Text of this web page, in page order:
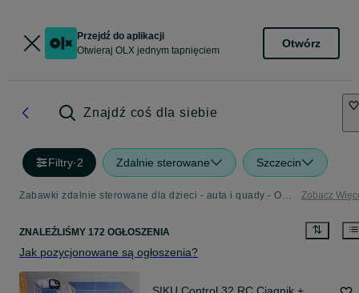
Przejdź do aplikacji
Otwieraj OLX jednym tapnięciem
Otwórz
Znajdź coś dla siebie
Filtry·2 Zdalnie sterowane Szczecin
Zabawki zdalnie sterowane dla dzieci - auta i quady - OLX.pl Zobacz
ZNALEŹLIŚMY 172 OGŁOSZENIA
Jak pozycjonowane są ogłoszenia?